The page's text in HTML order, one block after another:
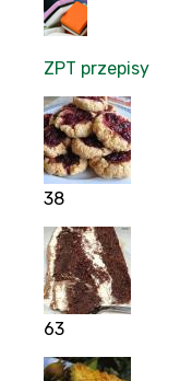
ZPT przepisy
38
63